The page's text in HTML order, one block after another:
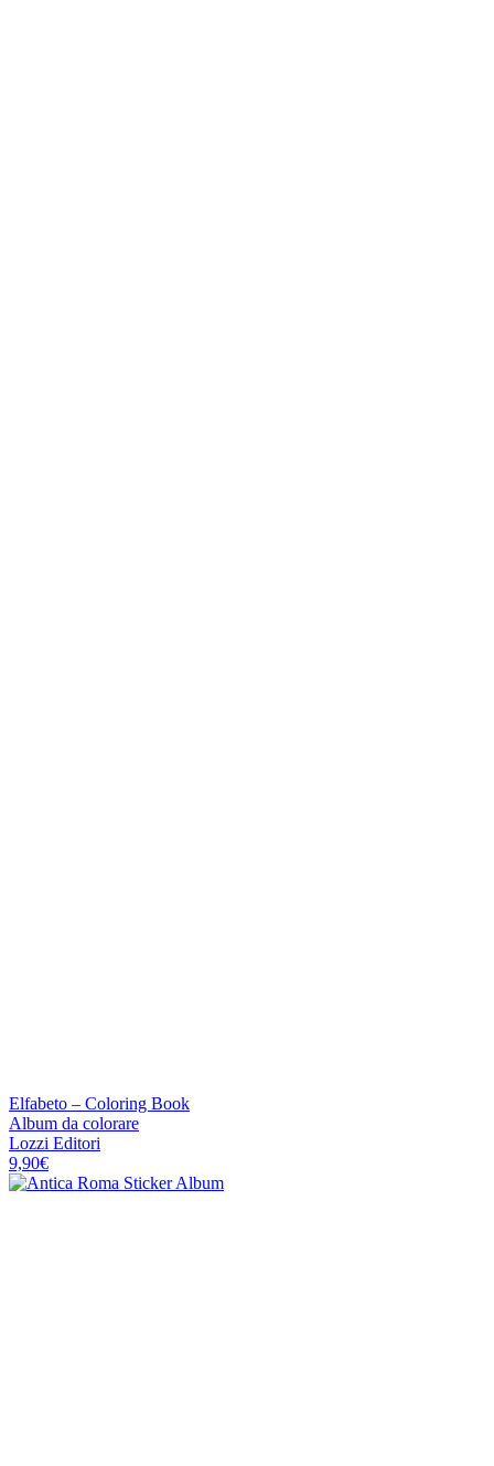
Elfabeto – Coloring Book
Album da colorare
Lozzi Editori
9,90€